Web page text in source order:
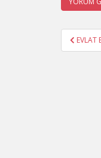
Yazı
EVLAT